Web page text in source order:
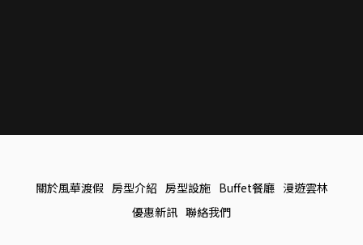
關於風華渡假 房型介紹 房型設施 Buffet餐廳 漫遊雲林
優惠新訊 聯絡我們